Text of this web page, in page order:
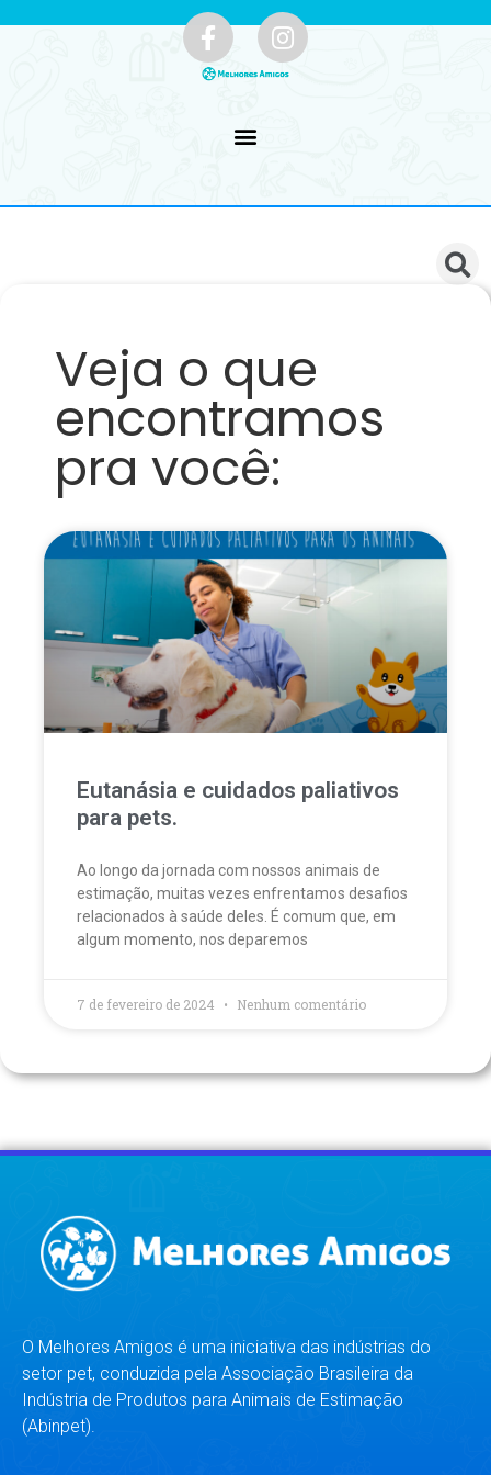
Veja o que
encontramos
pra você:
Eutanásia e cuidados paliativos
para pets.
Ao longo da jornada com nossos animais de
estimação, muitas vezes enfrentamos desafios
relacionados à saúde deles. É comum que, em
algum momento, nos deparemos
7 de fevereiro de 2024 Nenhum comentário
O Melhores Amigos é uma iniciativa das indústrias do
setor pet, conduzida pela Associação Brasileira da
Indústria de Produtos para Animais de Estimação
(Abinpet).